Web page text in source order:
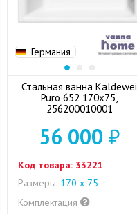
Германия
Стальная ванна Kaldewei
Puro 652 170x75,
256200010001
56 000 ₽
Код товара: 33221
Размеры: 170 х 75
Комплектация